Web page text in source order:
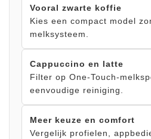
Vooral zwarte koffie
Kies een compact model
melksysteem.
Cappuccino en latte
Filter op One-Touch-
eenvoudige reiniging.
Meer keuze en comfort
Vergelijk profielen,